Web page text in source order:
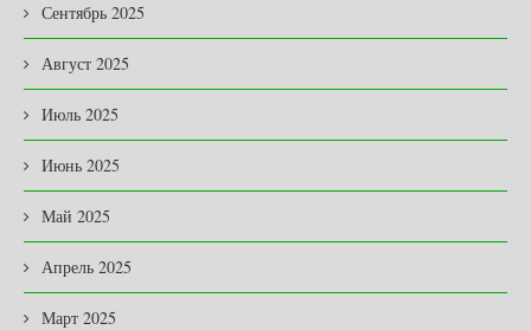
Сентябрь 2025
Август 2025
Июль 2025
Июнь 2025
Май 2025
Апрель 2025
Март 2025